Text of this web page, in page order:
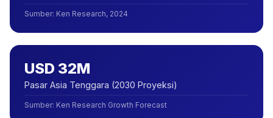
Sumber: Ken Research, 2024
USD 32M
Pasar Asia Tenggara (2030 Proyeksi)
Sumber: Ken Research Growth Forecast